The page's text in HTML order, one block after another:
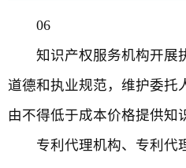
06
知识产权服务机构开展
道德和执业规范，维护委托
由不得低于成本价格提供知
专利代理机构、专利代